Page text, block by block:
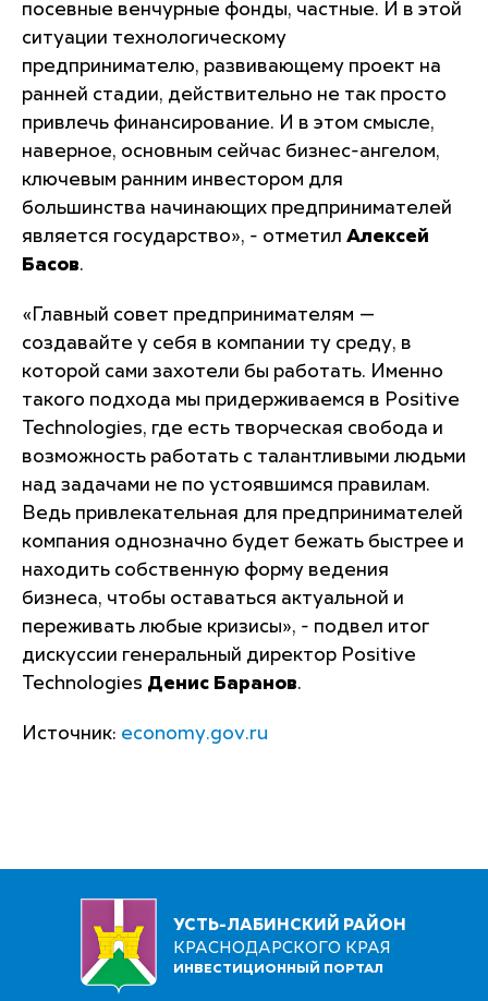
посевные венчурные фонды, частные. И в этой
ситуации технологическому
предпринимателю, развивающему проект на
ранней стадии, действительно не так просто
привлечь финансирование. И в этом смысле,
наверное, основным сейчас бизнес-ангелом,
ключевым ранним инвестором для
большинства начинающих предпринимателей
является государство», - отметил Алексей
Басов.
« Главный совет предпринимателям —
создавайте у себя в компании ту среду, в
которой сами захотели бы работать. Именно
такого подхода мы придерживаемся в Positive
Technologies, где есть творческая свобода и
возможность работать с талантливыми людьми
над задачами не по устоявшимся правилам.
Ведь привлекательная для предпринимателей
компания однозначно будет бежать быстрее и
находить собственную форму ведения
бизнеса, чтобы оставаться актуальной и
переживать любые кризисы», - подвел итог
дискуссии генеральный директор Positive
Technologies Денис Баранов.
Источник: economy.gov.ru
УСТЬ-ЛАБИНСКИЙ РАЙОН
КРАСНОДАРСКОГО КРАЯ
ИНВЕСТИЦИОННЫЙ ПОРТАЛ